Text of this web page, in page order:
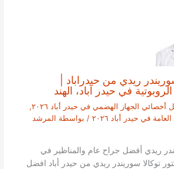
ريدي من حيدراباد |
في حيدر آباد، الهند
أخصائي الجهاز الهضمي في حيدر أباد ٢٠٢٦
,
في حيدر أباد ٢٠٢٦
/ بواسطة المرشد
ريدي أفضل جراح عام والمناظير في
توكالا سوريندر ريدي من حيدر أباد افضل